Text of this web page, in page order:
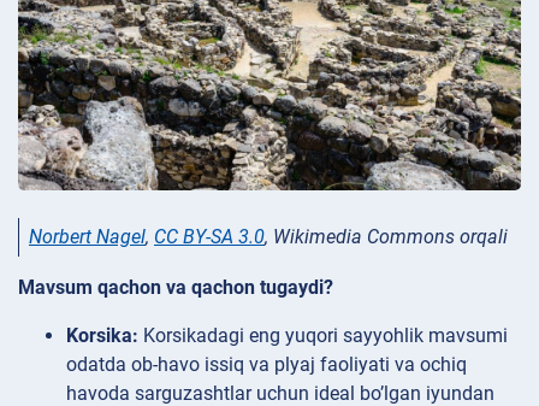
Norbert Nagel, CC BY-SA 3.0, Wikimedia Commons orqali
Mavsum qachon va qachon tugaydi?
Korsika: Korsikadagi eng yuqori sayyohlik mavsumi
odatda ob-havo issiq va plyaj faoliyati va ochiq
havoda sarguzashtlar uchun ideal bo’lgan iyundan